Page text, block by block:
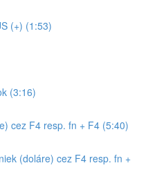
(+) (1:53)
(3:16)
cez F4 resp. fn + F4 (5:40)
(doláre) cez F4 resp. fn +